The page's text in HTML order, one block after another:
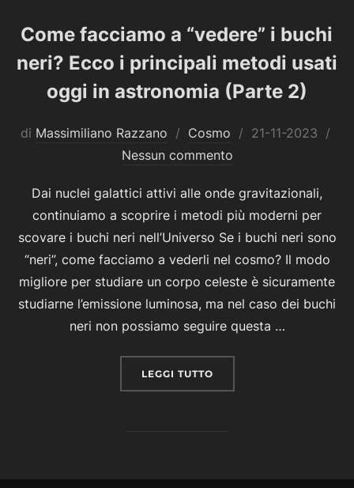
Come facciamo a “vedere” i buchi
neri? Ecco i principali metodi usati
oggi in astronomia (Parte 2)
di Massimiliano Razzano Cosmo
Pubblicato
21-11-2023
Nessun commento
Dai nuclei galattici attivi alle onde gravitazionali,
continuiamo a scoprire i metodi più moderni per
scovare i buchi neri nell’Universo Se i buchi neri sono
“neri”, come facciamo a vederli nel cosmo? Il modo
migliore per studiare un corpo celeste è sicuramente
studiarne l’emissione luminosa, ma nel caso dei buchi
neri non possiamo seguire questa …
LEGGI TUTTO“COME FACCIAMO A